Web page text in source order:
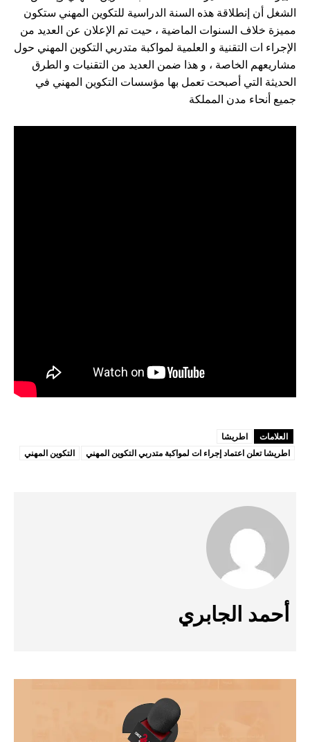
الشغل أن إنطلاقة هذه السنة الدراسية للتكوين المهني ستكون
مميزة خلاف السنوات الماضية ، حيت تم الإعلان عن العديد من
الإجراء ات التقنية و العلمية لمواكبة متدربي التكوين المهني حول
مشاريعهم الخاصة ، و هذا ضمن العديد من التقنيات و الطرق
الحديثة التي أصبحت تعمل بها مؤسسات التكوين المهني في
جميع أنحاء مدن المملكة
العلامات
اطريشا
اطريشا تعلن اعتماد إجراء ات لمواكبة متدربي التكوين المهني
التكوين المهني
أحمد الجابري